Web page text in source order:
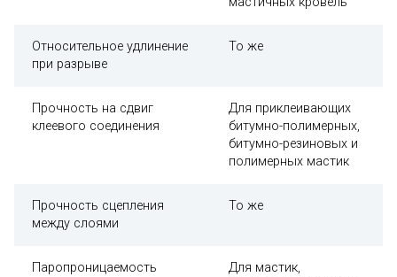
Относительное удлинение
при разрыве
То же
Прочность на сдвиг
клеевого соединения
Для приклеивающих
битумно-полимерных,
битумно-резиновых и
полимерных мастик
Прочность сцепления
между слоями
То же
Паропроницаемость
Для мастик,